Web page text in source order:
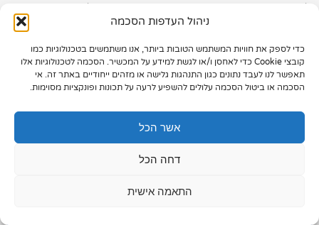
ניהול העדפות הסכמה
כדי לספק את חוויות המשתמש הטובות ביותר, אנו משתמשים בטכנולוגיות כמו
קובצי Cookie כדי לאחסן ו/או לגשת למידע על המכשיר. הסכמה לטכנולוגיות אלו
תאפשר לנו לעבד נתונים כגון התנהגות גלישה או מזהים ייחודיים באתר זה. אי
הסכמה או ביטול הסכמה עלולים להשפיע לרעה על תכונות ופונקציות מסוימות.
אשר הכל
דחה הכל
התאמה אישית
073-7028000
הפלד 7, חולון
info@extra.co.il
לתוכן (SEO + AEO) או קבוצות מודעות לקמפיינים
(PPC), ובסוף לקבל החלטות שמביאות לידים ומכירות
– לא רק “רעיונות”.